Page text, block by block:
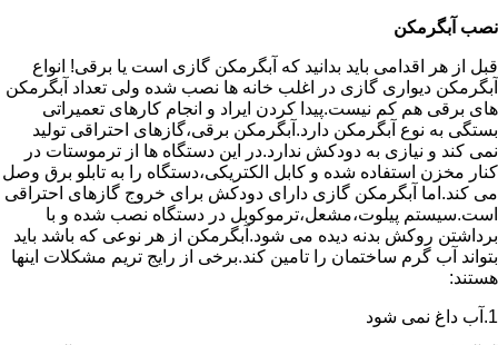
نصب آبگرمکن
قبل از هر اقدامی باید بدانید که آبگرمکن گازی است یا برقی! انواع
آبگرمکن دیواری گازی در اغلب خانه ها نصب شده ولی تعداد آبگرمکن
های برقی هم کم نیست.پیدا کردن ایراد و انجام کارهای تعمیراتی
بستگی به نوع آبگرمکن دارد.آبگرمکن برقی،گازهای احتراقی تولید
نمی کند و نیازی به دودکش ندارد.در این دستگاه ها از ترموستات در
کنار مخزن استفاده شده و کابل الکتریکی،دستگاه را به تابلو برق وصل
می کند.اما آبگرمکن گازی دارای دودکش برای خروج گازهای احتراقی
است.سیستم پیلوت،مشعل،ترموکوبل در دستگاه نصب شده و با
برداشتن روکش بدنه دیده می شود.آبگرمکن از هر نوعی که باشد باید
بتواند آب گرم ساختمان را تامین کند.برخی از رایج تریم مشکلات اینها
هستند:
1.آب داغ نمی شود